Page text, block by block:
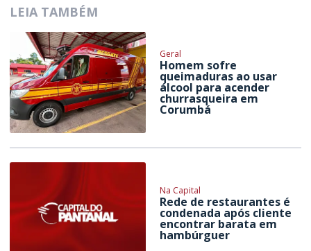
LEIA TAMBÉM
Geral
Homem sofre
queimaduras ao usar
álcool para acender
churrasqueira em
Corumbá
Na Capital
Rede de restaurantes é
condenada após cliente
encontrar barata em
hambúrguer